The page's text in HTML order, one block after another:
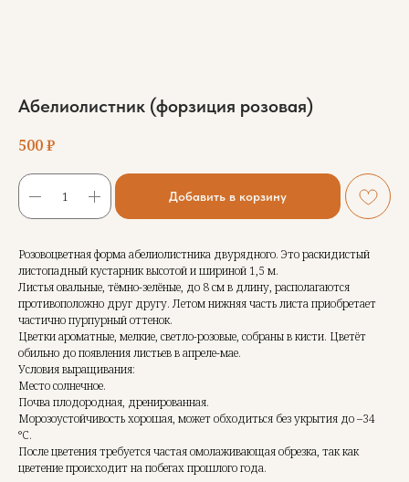
Абелиолистник (форзиция розовая)
500₽
Добавить в корзину
Розовоцветная форма абелиолистника двурядного. Это раскидистый
листопадный кустарник высотой и шириной 1,5 м.
Листья овальные, тёмно-зелёные, до 8 см в длину, располагаются
противоположно друг другу. Летом нижняя часть листа приобретает
частично пурпурный оттенок.
Цветки ароматные, мелкие, светло-розовые, собраны в кисти. Цветёт
обильно до появления листьев в апреле-мае.
Условия выращивания:
Место солнечное.
Почва плодородная, дренированная.
Морозоустойчивость хорошая, может обходиться без укрытия до –34
°C.
После цветения требуется частая омолаживающая обрезка, так как
цветение происходит на побегах прошлого года.